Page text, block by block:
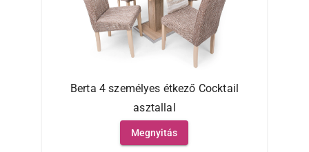
Berta 4 személyes étkező Cocktail
asztallal
Megnyitás